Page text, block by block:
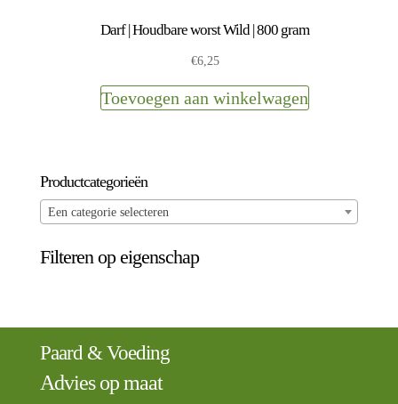
Darf | Houdbare worst Wild | 800 gram
€6,25
Toevoegen aan winkelwagen
Productcategorieën
Een categorie selecteren
Filteren op eigenschap
Paard & Voeding
Advies op maat